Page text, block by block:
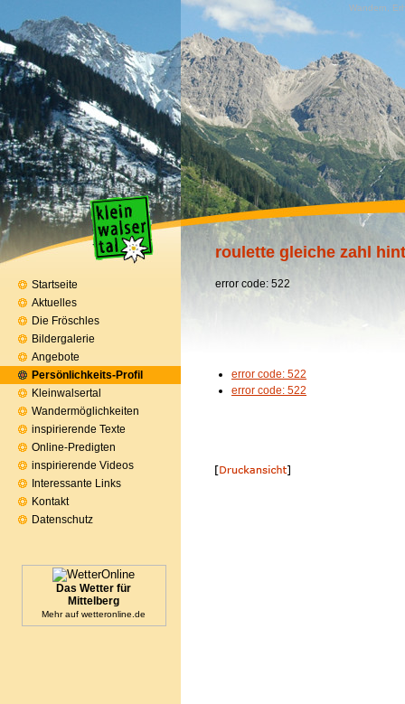
Wandern,
roulette gleiche zahl
error code: 522
error code: 522
error code: 522
Startseite
Aktuelles
Die Fröschles
Bildergalerie
Angebote
Persönlichkeits-Profil
Kleinwalsertal
Wandermöglichkeiten
inspirierende Texte
Online-Predigten
inspirierende Videos
Interessante Links
Kontakt
Datenschutz
Das Wetter für
Mittelberg
Mehr auf wetteronline.de